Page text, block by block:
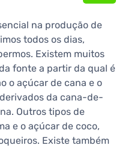
na produção de
todos os dias,
Existem muitos
fonte a partir da qual é
o açúcar de cana e o
da cana-de-
Outros tipos de
e o açúcar de coco,
Existe também